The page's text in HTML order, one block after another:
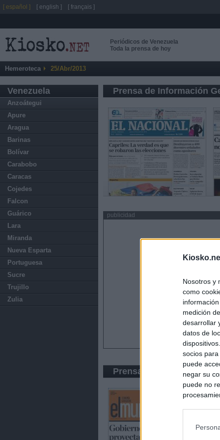
Nosotros y
como
medición
desarrollar
datos de
socios
puede
negar su
puede no
Periódicos de Venezuela
Toda la prensa de hoy
Hemeroteca 25/Abr/2013
Venezuela
Anzoátegui
Apure
Aragua
Barinas
Bolívar
Carabobo
Caracas
Cojedes
Falcon
Guárico
Lara
Miranda
Nueva Esparta
Portuguesa
Sucre
Trujillo
Zulia
Prensa de Información
publicidad
Prensa Económica
[ español ] [ english ] [ français ]